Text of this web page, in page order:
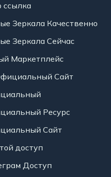
ссылка
Зеркала Качественно
Зеркала Сейчас
Маркетплейс
Сайт
Ресурс
Сайт
доступ
Доступ